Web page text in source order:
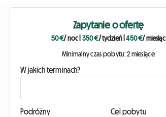
Zapytanie o ofertę
50 €/ noc 350 €/ tydzień|450 €/ miesiąc
Minimalny czas pobytu: 2 miesiące
W jakich terminach?
Podróżny Cel pobytu